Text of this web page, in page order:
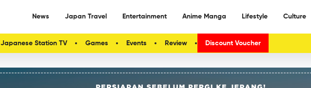
News Japan Travel Entertainment Anime Manga Lifestyle Culture
Japanese Station TV Games Events Review Discount Voucher